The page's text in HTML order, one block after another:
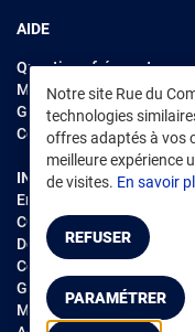
Notre site Rue du
technologies
offres adaptés à vos
meilleure expérience
de visites. En savoir
REFUSER
PARAMÉTRER
AIDE
Questions fréquentes
Modes de règlements
Garantie et retours
Contacter Rue du
INFORMATIONS
Environnement
CGV /CGU Marketplace
Données personnelles
Cookies
Gérer mes cookies
Mentions légales